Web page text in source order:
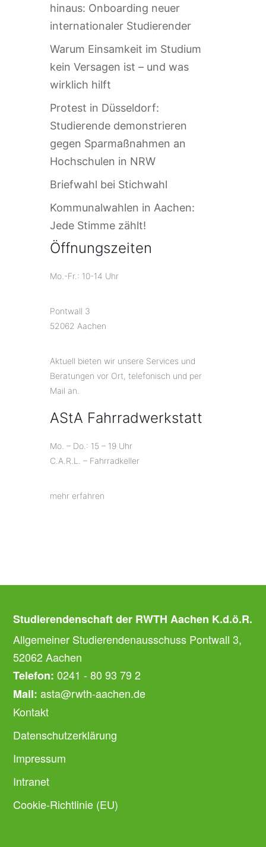
hinaus: Onboarding neuer
internationaler Studierender
Warum Einsamkeit im Studium
kein Versagen ist – und was
wirklich hilft
Protest in Düsseldorf:
Studierende demonstrieren
gegen Sparmaßnahmen an
Hochschulen in NRW
Briefwahl bei Stichwahl
Kommunalwahlen in Aachen:
Jede Stimme zählt!
Öffnungszeiten
Mo.-Fr.: 10-14 Uhr
Pontwall 3
52062 Aachen
Aktuell bieten wir unsere Services und
Beratungen vor Ort, telefonisch und per
Mail an.
AStA Fahrradwerkstatt
Mo. – Do.: 15 – 19 Uhr
C.A.R.L. – Fahrradkeller
mehr erfahren
Studierendenschaft der RWTH Aachen K.d.ö.R.
Allgemeiner Studierendenausschuss Pontwall 3,
52062 Aachen
Telefon: 0241 - 80 93 79 2
Mail: asta@rwth-aachen.de
Kontakt
Datenschutzerklärung
Impressum
Intranet
Cookie-Richtlinie (EU)